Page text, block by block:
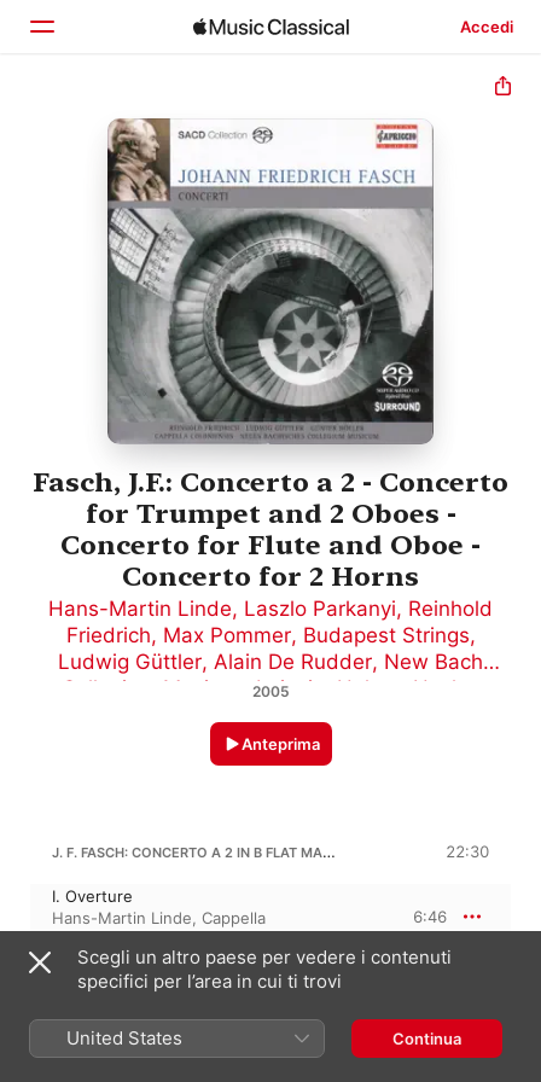
Accedi
Home
Scopri
Cerca
Fasch, J.F.: Concerto a 2 - Concerto
for Trumpet and 2 Oboes -
Concerto for Flute and Oboe -
Concerto for 2 Horns
Hans-Martin Linde, Laszlo Parkanyi, Reinhold
Friedrich, Max Pommer, Budapest Strings,
Ludwig Güttler, Alain De Rudder, New Bach
Collegium Musicum Leipzig
Helmut Hucke
Lajos Lencsés,Günther Höller
Tuske,Kurt Sandau
2005
Anteprima
J. F. FASCH: CONCERTO A 2 IN B FLAT MAJOR 22:30
I. Overture
Hans-Martin Linde, Cappella
Coloniensis
6:46
II. Air
Cappella Coloniensis,Hans-Martin
III. Bourree
Hans-Martin Linde
1:36
Scegli un altro paese per vedere i contenuti
specifici per l’area in cui ti trovi
United States Continua